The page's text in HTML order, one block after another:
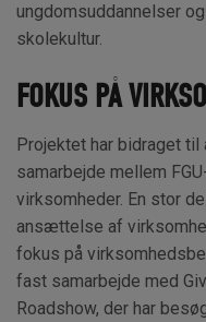
ungdomsuddannelser
skolekultur.
FOKUS PÅ
Projektet har bidraget
samarbejde mellem
virksomheder. En stor
ansættelse af
fokus på
fast samarbejde med
Roadshow, der har